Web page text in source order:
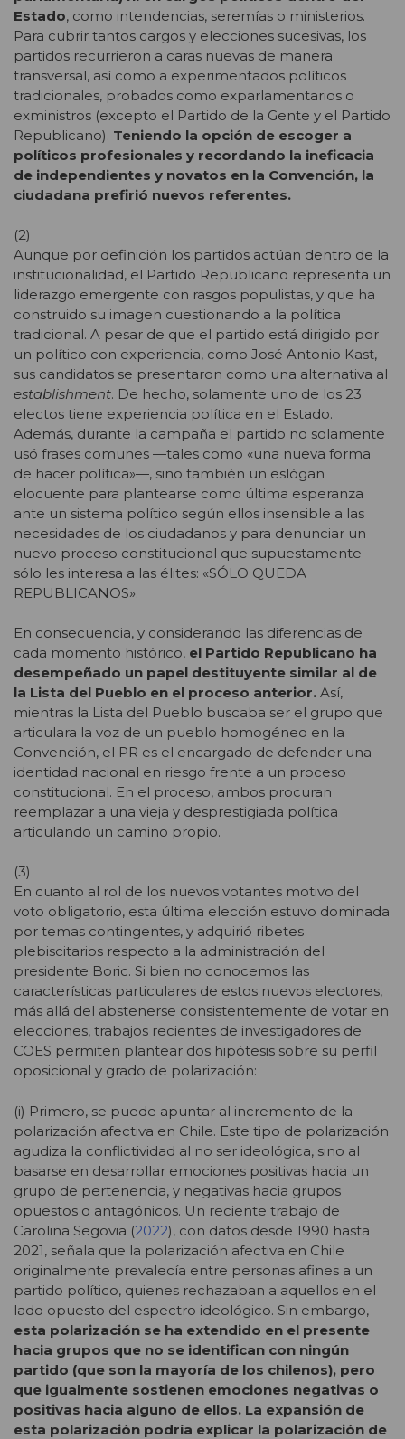
Estado, como intendencias, seremías o ministerios.
Para cubrir tantos cargos y elecciones sucesivas, los
partidos recurrieron a caras nuevas de manera
transversal, así como a experimentados políticos
tradicionales, probados como exparlamentarios o
exministros (excepto el Partido de la Gente y el Partido
Republicano). Teniendo la opción de escoger a
políticos profesionales y recordando la ineficacia
de independientes y novatos en la Convención, la
ciudadana prefirió nuevos referentes.
(2)
Aunque por definición los partidos actúan dentro de la
institucionalidad, el Partido Republicano representa un
liderazgo emergente con rasgos populistas, y que ha
construido su imagen cuestionando a la política
tradicional. A pesar de que el partido está dirigido por
un político con experiencia, como José Antonio Kast,
sus candidatos se presentaron como una alternativa al
establishment. De hecho, solamente uno de los 23
electos tiene experiencia política en el Estado.
Además, durante la campaña el partido no solamente
usó frases comunes —tales como «una nueva forma
de hacer política»—, sino también un eslógan
elocuente para plantearse como última esperanza
ante un sistema político según ellos insensible a las
necesidades de los ciudadanos y para denunciar un
nuevo proceso constitucional que supuestamente
sólo les interesa a las élites: «SÓLO QUEDA
REPUBLICANOS».
En consecuencia, y considerando las diferencias de
cada momento histórico, el Partido Republicano ha
desempeñado un papel destituyente similar al de
la Lista del Pueblo en el proceso anterior. Así,
mientras la Lista del Pueblo buscaba ser el grupo que
articulara la voz de un pueblo homogéneo en la
Convención, el PR es el encargado de defender una
identidad nacional en riesgo frente a un proceso
constitucional. En el proceso, ambos procuran
reemplazar a una vieja y desprestigiada política
articulando un camino propio.
(3)
En cuanto al rol de los nuevos votantes motivo del
voto obligatorio, esta última elección estuvo dominada
por temas contingentes, y adquirió ribetes
plebiscitarios respecto a la administración del
presidente Boric. Si bien no conocemos las
características particulares de estos nuevos electores,
más allá del abstenerse consistentemente de votar en
elecciones, trabajos recientes de investigadores de
COES permiten plantear dos hipótesis sobre su perfil
oposicional y grado de polarización:
(i) Primero, se puede apuntar al incremento de la
polarización afectiva en Chile. Este tipo de polarización
agudiza la conflictividad al no ser ideológica, sino al
basarse en desarrollar emociones positivas hacia un
grupo de pertenencia, y negativas hacia grupos
opuestos o antagónicos. Un reciente trabajo de
Carolina Segovia (2022), con datos desde 1990 hasta
2021, señala que la polarización afectiva en Chile
originalmente prevalecía entre personas afines a un
partido político, quienes rechazaban a aquellos en el
lado opuesto del espectro ideológico. Sin embargo,
esta polarización se ha extendido en el presente
hacia grupos que no se identifican con ningún
partido (que son la mayoría de los chilenos), pero
que igualmente sostienen emociones negativas o
positivas hacia alguno de ellos. La expansión de
esta polarización podría explicar la polarización de